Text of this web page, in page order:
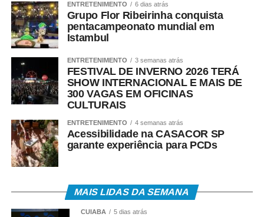
ENTRETENIMENTO 6 dias atrás
Grupo Flor Ribeirinha conquista
pentacampeonato mundial em
Istambul
ENTRETENIMENTO 3 semanas atrás
FESTIVAL DE INVERNO 2026 TERÁ
SHOW INTERNACIONAL E MAIS DE
300 VAGAS EM OFICINAS
CULTURAIS
ENTRETENIMENTO 4 semanas atrás
Acessibilidade na CASACOR SP
garante experiência para PCDs
MAIS LIDAS DA SEMANA
CUIABÁ 5 dias atrás